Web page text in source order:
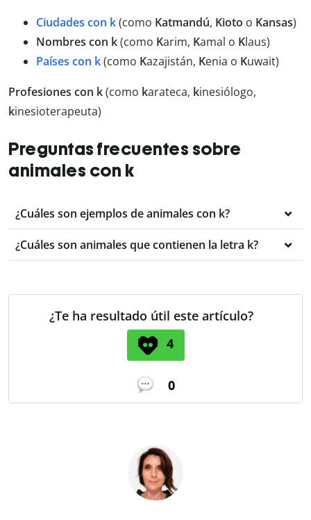
Ciudades con k(como Katmandú, Kioto o Kansas)
Nombres con k(como Karim, Kamal o Klaus)
Países con k(como Kazajistán, Kenia o Kuwait)
Profesiones con k(como karateca, kinesiólogo,
kinesioterapeuta)
Preguntas frecuentes sobre
animales con k
¿Cuáles son ejemplos de animales con k?
¿Cuáles son animales que contienen la letra k?
¿Te ha resultado útil este artículo?
4
0